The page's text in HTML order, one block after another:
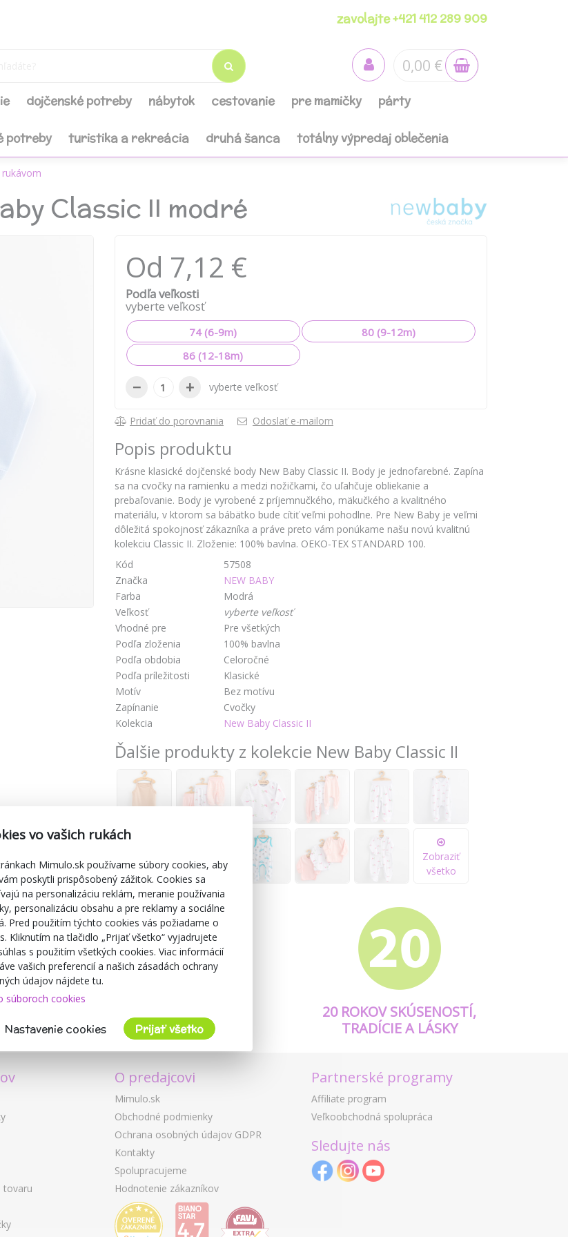
zavolajte +421 412 289 909
0,00 €
dojčenské potreby nábytok cestovanie pre mamičky párty
potreby turistika a rekreácia druhá šanca totálny výpredaj oblečenia
rukávom
Classic II modré
Od 7,12 €
Podľa veľkosti
vyberte veľkosť
74 (6-9m)
80 (9-12m)
86 (12-18m)
− + vyberte veľkosť
Pridať do porovnania Odoslať e-mailom
Popis produktu
Krásne klasické dojčenské body New Baby Classic II. Body je jednofarebné. Zapína
sa na cvočky na ramienku a medzi nožičkami, čo uľahčuje obliekanie a
prebaľovanie. Body je vyrobené z príjemnučkého, mäkučkého a kvalitného
materiálu, v ktorom sa bábätko bude cítiť veľmi pohodlne. Pre New Baby je veľmi
dôležitá spokojnosť zákazníka a práve preto vám ponúkame našu novú kvalitnú
kolekciu Classic II. Zloženie: 100% bavlna. OEKO-TEX STANDARD 100.
Kód
57508
Značka
NEW BABY
Farba
Modrá
Veľkosť
vyberte veľkosť
Vhodné pre
Pre všetkých
Podľa zloženia
100% bavlna
Podľa obdobia
Celoročné
Podľa príležitosti
Klasické
Motív
Bez motívu
Zapínanie
Cvočky
Kolekcia
New Baby Classic II
Ďalšie produkty z kolekcie New Baby Classic II
Zobraziť
všetko
A KVALITA
20 ROKOV SKÚSENOSTÍ,
TRADÍCIE A LÁSKY
tovaru
O predajcovi
Mimulo.sk
Obchodné podmienky
Ochrana osobných údajov GDPR
Kontakty
Spolupracujeme
Hodnotenie zákazníkov
Partnerské programy
Affiliate program
Veľkoobchodná spolupráca
Sledujte nás
vo vašich rukách
Mimulo.sk používame súbory cookies, aby
poskytli prispôsobený zážitok. Cookies sa
na personalizáciu reklám, meranie používania
personalizáciu obsahu a pre reklamy a sociálne
Pred použitím týchto cookies vás požiadame o
Kliknutím na tlačidlo „Prijať všetko“ vyjadrujete
s použitím všetkých cookies. Viac informácií
vašich preferencií a našich zásadách ochrany
údajov nájdete tu.
súboroch cookies
Nastavenie cookies Prijať všetko